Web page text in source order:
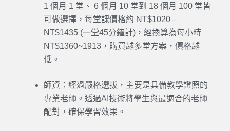
1 個月 1 堂、 6 個月 10 堂到 18 個月 100 堂皆
可做選擇，每堂課價格約 NT$1020 –
NT$1435 (一堂45分鐘計)， 經換算為每小時
NT$1360~1913，購買越多堂方案，價格越
低。
師資：經過嚴格選拔，主要是具備教學證照的
專業老師。透過AI技術將學生與最適合的老師
配對，確保學習效果。